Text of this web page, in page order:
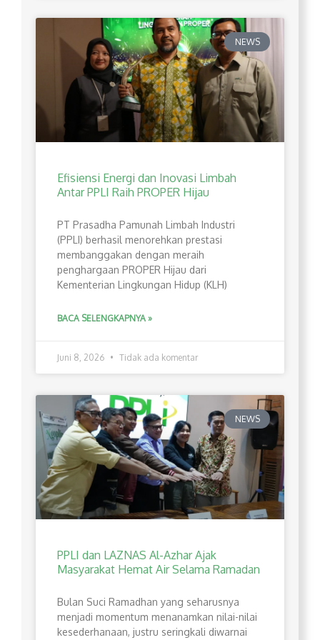
NEWS
Efisiensi Energi dan Inovasi Limbah
Antar PPLI Raih PROPER Hijau
PT Prasadha Pamunah Limbah Industri
(PPLI) berhasil menorehkan prestasi
membanggakan dengan meraih
penghargaan PROPER Hijau dari
Kementerian Lingkungan Hidup (KLH)
BACA SELENGKAPNYA »
Juni 8, 2026 Tidak ada komentar
NEWS
PPLI dan LAZNAS Al-Azhar Ajak
Masyarakat Hemat Air Selama Ramadan
Bulan Suci Ramadhan yang seharusnya
menjadi momentum menanamkan nilai-nilai
kesederhanaan, justru seringkali diwarnai